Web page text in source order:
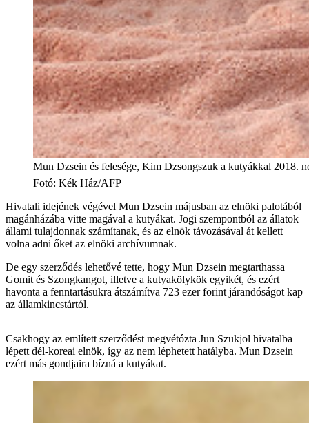
Mun Dzsein és felesége, Kim Dzsongszuk a kutyákkal 2018.
Fotó: Kék Ház/AFP
Hivatali idejének végével Mun Dzsein májusban az elnöki palotából
magánházába vitte magával a kutyákat. Jogi szempontból az állatok
állami tulajdonnak számítanak, és az elnök távozásával át kellett
volna adni őket az elnöki archívumnak.
De egy szerződés lehetővé tette, hogy Mun Dzsein megtarthassa
Gomit és Szongkangot, illetve a kutyakölykök egyikét, és ezért
havonta a fenntartásukra átszámítva 723 ezer forint járandóságot kap
az államkincstártól.
Csakhogy az említett szerződést megvétózta Jun Szukjol hivatalba
lépett dél-koreai elnök, így az nem léphetett hatályba. Mun Dzsein
ezért más gondjaira bízná a kutyákat.